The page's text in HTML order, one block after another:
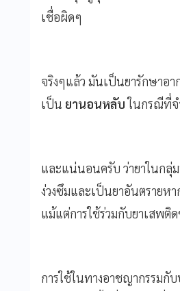
เชื่อผิดๆ
จริงๆแล้ว มันเป็นยารักษาอ
เป็น ยานอนหลับในกรณีที่จ
และแน่นอนครับ ว่ายาในกลุ่
ง่วงซึมและเป็นยาอันตรายห
แม้แต่การใช้ร่วมกับยาเสพติ
การใช้ในทางอาชญากรรมกั